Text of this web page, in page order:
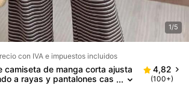
1/5
con IVA e impuestos incluidos
camiseta de manga corta ajusta
a rayas y pantalones cas
4,82
(100+)